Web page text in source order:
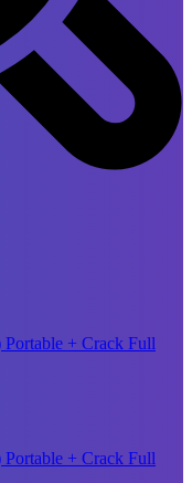
Portable + Crack Full
Portable + Crack Full